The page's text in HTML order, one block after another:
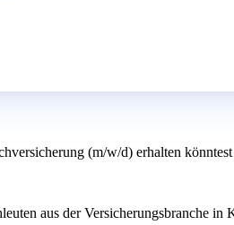
(m/w/d) erhalten könntest
aus der Versicherungsbranche